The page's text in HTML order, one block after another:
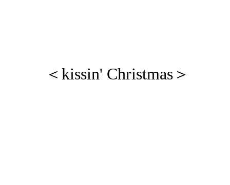
＜kissin' Christmas＞